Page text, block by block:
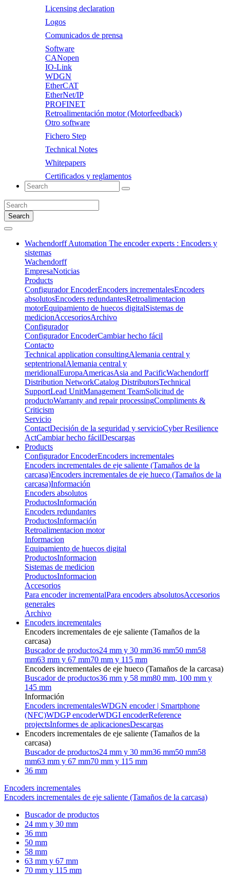
Licensing declaration
Logos
Comunicados de prensa
Software
CANopen
IO-Link
WDGN
EtherCAT
EtherNet/IP
PROFINET
Retroalimentación motor (Motorfeedback)
Otro software
Fichero Step
Technical Notes
Whitepapers
Certificados y reglamentos
Search
Wachendorff Automation The encoder experts : Encoders y
sistemas
Wachendorff
EmpresaNoticias
Products
Configurador EncoderEncoders incrementalesEncoders
absolutosEncoders redundantesRetroalimentacion
motorEquipamiento de huecos digitalSistemas de
medicionAccesoriosArchivo
Configurador
Configurador EncoderCambiar hecho fácil
Contacto
Technical application consultingAlemania central y
septentrionalAlemania central y
meridionalEuropaAmericasAsia and PacificWachendorff
Distribution NetworkCatalog DistributorsTechnical
SupportLead UnitManagement TeamSolicitud de
productoWarranty and repair processingCompliments &
Criticism
Servicio
ContactDecisión de la seguridad y servicioCyber Resilience
ActCambiar hecho fácilDescargas
Products
Configurador EncoderEncoders incrementales
Encoders incrementales de eje saliente (Tamaños de la
carcasa)Encoders incrementales de eje hueco (Tamaños de la
carcasa)Información
Encoders absolutos
ProductosInformación
Encoders redundantes
ProductosInformación
Retroalimentacion motor
Informacion
Equipamiento de huecos digital
ProductosInformacion
Sistemas de medicion
ProductosInformacion
Accesorios
Para encoder incrementalPara encoders absolutosAccesorios
generales
Archivo
Encoders incrementales
Encoders incrementales de eje saliente (Tamaños de la
carcasa)
Buscador de productos24 mm y 30 mm36 mm50 mm58
mm63 mm y 67 mm70 mm y 115 mm
Encoders incrementales de eje hueco (Tamaños de la carcasa)
Buscador de productos36 mm y 58 mm80 mm, 100 mm y
145 mm
Información
Encoders incrementalesWDGN encoder | Smartphone
(NFC)WDGP encoderWDGI encoderReference
projectsInformes de aplicacionesDescargas
Encoders incrementales de eje saliente (Tamaños de la
carcasa)
Buscador de productos24 mm y 30 mm36 mm50 mm58
mm63 mm y 67 mm70 mm y 115 mm
36 mm
Encoders incrementales
Encoders incrementales de eje saliente (Tamaños de la carcasa)
Buscador de productos
24 mm y 30 mm
36 mm
50 mm
58 mm
63 mm y 67 mm
70 mm y 115 mm